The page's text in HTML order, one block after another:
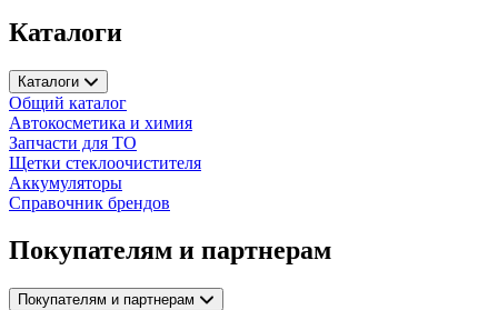
Датчик положения
ВАЗ 2112
Каталоги
Каталоги
Общий каталог
Автокосметика и химия
Запчасти для ТО
Щетки стеклоочистителя
Аккумуляторы
Справочник брендов
Покупателям и партнерам
Покупателям и партнерам